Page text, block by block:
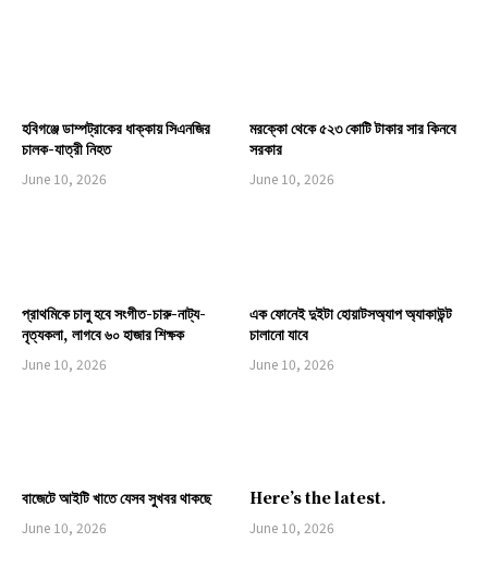
হবিগঞ্জে ডাম্পট্রাকের ধাক্কায় সিএনজির
চালক-যাত্রী নিহত
June 10, 2026
মরক্কো থেকে ৫২৩ কোটি টাকার সার কিনবে
সরকার
June 10, 2026
প্রাথমিকে চালু হবে সংগীত-চারু-নাট্য-
নৃত্যকলা, লাগবে ৬০ হাজার শিক্ষক
June 10, 2026
এক ফোনেই দুইটা হোয়াটসঅ্যাপ অ্যাকাউন্ট
চালানো যাবে
June 10, 2026
বাজেটে আইটি খাতে যেসব সুখবর থাকছে
June 10, 2026
Here’s the latest.
June 10, 2026